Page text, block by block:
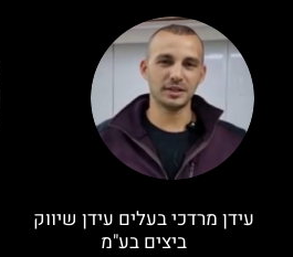
עידן מרדכי בעלים עידן שיווק
ביצים בע"מ